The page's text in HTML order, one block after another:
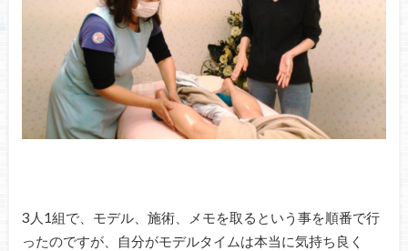
3人1組で、モデル、施術、メモを取るという事を順番で行
ったのですが、自分がモデルタイムは本当に気持ち良く